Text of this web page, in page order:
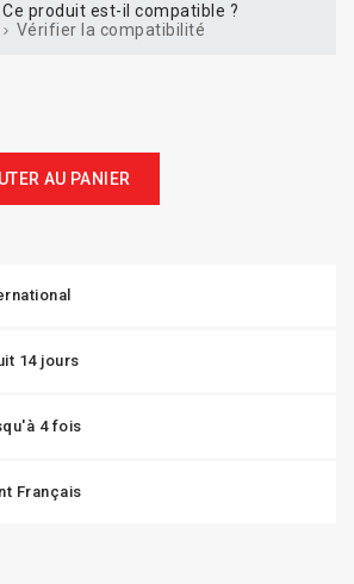
Ce produit est-il compatible ?
Vérifier la compatibilité
AU PANIER
14 jours
4 fois
Français